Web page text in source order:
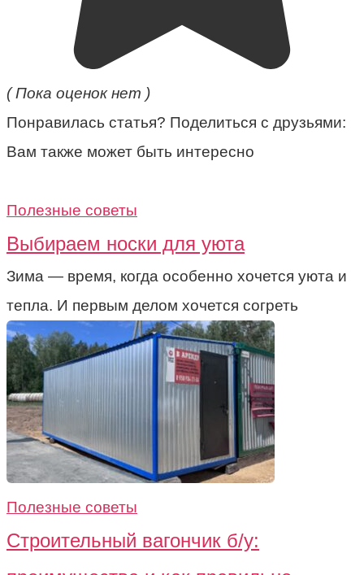
( Пока оценок нет )
Понравилась статья? Поделиться с друзьями:
Вам также может быть интересно
Полезные советы
Выбираем носки для уюта
Зима — время, когда особенно хочется уюта и
тепла. И первым делом хочется согреть
Полезные советы
Строительный вагончик б/у: